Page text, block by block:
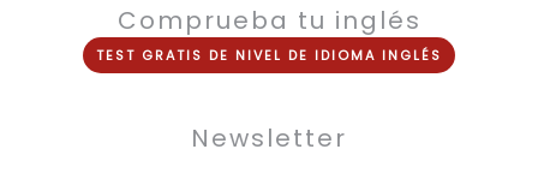
Comprueba tu inglés
TEST GRATIS DE NIVEL DE IDIOMA INGLÉS
Newsletter